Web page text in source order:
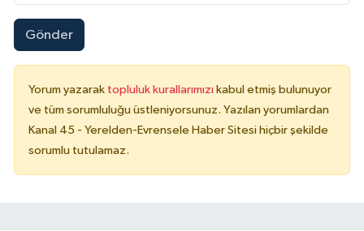
Gönder
Yorum yazarak topluluk kurallarımızı kabul etmiş bulunuyor
ve tüm sorumluluğu üstleniyorsunuz. Yazılan yorumlardan
Kanal 45 - Yerelden-Evrensele Haber Sitesi hiçbir şekilde
sorumlu tutulamaz.